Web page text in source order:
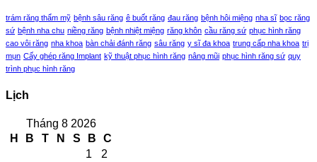
trám răng thẩm mỹ bệnh sâu răng ê buốt răng đau răng bệnh hôi miệng nha sĩ bọc răng
sứ bệnh nha chu niềng răng bệnh nhiệt miệng răng khôn cầu răng sứ phục hình răng
cao vôi răng nha khoa bàn chải đánh răng sâu răng y sĩ đa khoa trung cấp nha khoa trị
mụn Cấy ghép răng Implant kỹ thuật phục hình răng nâng mũi phục hình răng sứ quy
trình phục hình răng
Lịch
Tháng 8 2026
H
B T N S B
C
1
2